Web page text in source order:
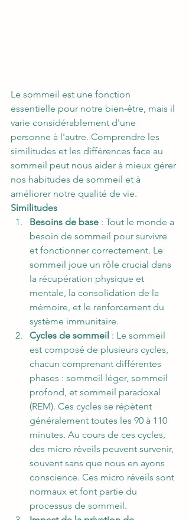
Le sommeil est une fonction
essentielle pour notre bien-être, mais il
varie considérablement d'une
personne à l'autre. Comprendre les
similitudes et les différences face au
sommeil peut nous aider à mieux gérer
nos habitudes de sommeil et à
améliorer notre qualité de vie.
Similitudes
Besoins de base : Tout le monde a
besoin de sommeil pour survivre
et fonctionner correctement. Le
sommeil joue un rôle crucial dans
la récupération physique et
mentale, la consolidation de la
mémoire, et le renforcement du
système immunitaire.
Cycles de sommeil : Le sommeil
est composé de plusieurs cycles,
chacun comprenant différentes
phases : sommeil léger, sommeil
profond, et sommeil paradoxal
(REM). Ces cycles se répètent
généralement toutes les 90 à 110
minutes. Au cours de ces cycles,
des micro réveils peuvent survenir,
souvent sans que nous en ayons
conscience. Ces micro réveils sont
normaux et font partie du
processus de sommeil.